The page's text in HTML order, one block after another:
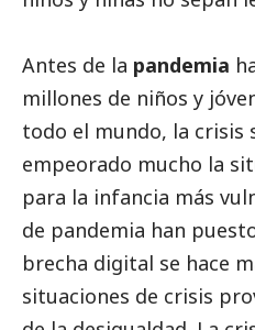
Antes de la pandemia
millones de niños y
todo el mundo, la crisis
empeorado mucho la
para la infancia más
de pandemia han
brecha digital se hace
situaciones de crisis